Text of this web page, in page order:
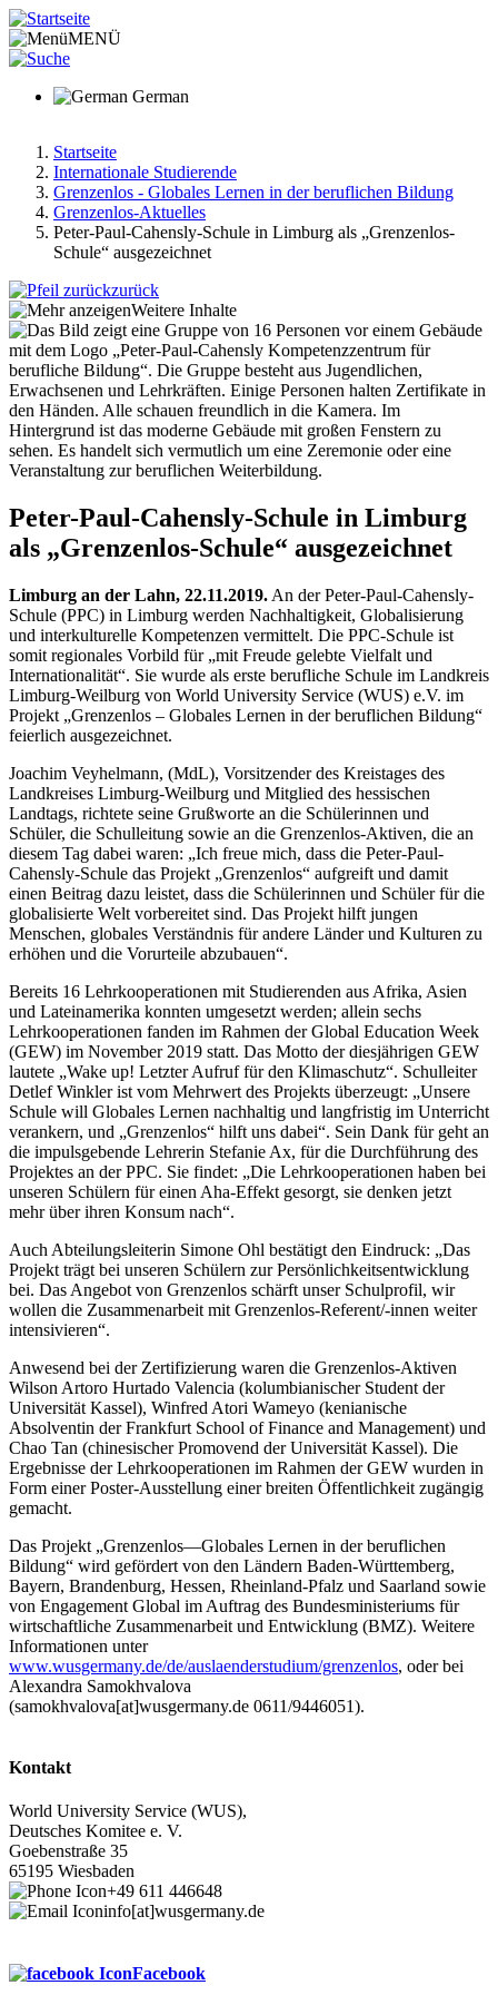
Direkt
zum
Inhalt
MENÜ
German
Pfadnavigation
Startseite
Internationale Studierende
Grenzenlos - Globales Lernen in der beruflichen Bildung
Grenzenlos-Aktuelles
Peter-Paul-Cahensly-Schule in Limburg als „Grenzenlos-
Schule“ ausgezeichnet
zurück
Weitere Inhalte
Peter-Paul-Cahensly-Schule in Limburg
als „Grenzenlos-Schule“ ausgezeichnet
Limburg an der Lahn, 22.11.2019. An der Peter-Paul-Cahensly-
Schule (PPC) in Limburg werden Nachhaltigkeit, Globalisierung
und interkulturelle Kompetenzen vermittelt. Die PPC-Schule ist
somit regionales Vorbild für „mit Freude gelebte Vielfalt und
Internationalität“. Sie wurde als erste berufliche Schule im Landkreis
Limburg-Weilburg von World University Service (WUS) e.V. im
Projekt „Grenzenlos – Globales Lernen in der beruflichen Bildung“
feierlich ausgezeichnet.
Joachim Veyhelmann, (MdL), Vorsitzender des Kreistages des
Landkreises Limburg-Weilburg und Mitglied des hessischen
Landtags, richtete seine Grußworte an die Schülerinnen und
Schüler, die Schulleitung sowie an die Grenzenlos-Aktiven, die an
diesem Tag dabei waren: „Ich freue mich, dass die Peter-Paul-
Cahensly-Schule das Projekt „Grenzenlos“ aufgreift und damit
einen Beitrag dazu leistet, dass die Schülerinnen und Schüler für die
globalisierte Welt vorbereitet sind. Das Projekt hilft jungen
Menschen, globales Verständnis für andere Länder und Kulturen zu
erhöhen und die Vorurteile abzubauen“.
Bereits 16 Lehrkooperationen mit Studierenden aus Afrika, Asien
und Lateinamerika konnten umgesetzt werden; allein sechs
Lehrkooperationen fanden im Rahmen der Global Education Week
(GEW) im November 2019 statt. Das Motto der diesjährigen GEW
lautete „Wake up! Letzter Aufruf für den Klimaschutz“. Schulleiter
Detlef Winkler ist vom Mehrwert des Projekts überzeugt: „Unsere
Schule will Globales Lernen nachhaltig und langfristig im Unterricht
verankern, und „Grenzenlos“ hilft uns dabei“. Sein Dank für geht an
die impulsgebende Lehrerin Stefanie Ax, für die Durchführung des
Projektes an der PPC. Sie findet: „Die Lehrkooperationen haben bei
unseren Schülern für einen Aha-Effekt gesorgt, sie denken jetzt
mehr über ihren Konsum nach“.
Auch Abteilungsleiterin Simone Ohl bestätigt den Eindruck: „Das
Projekt trägt bei unseren Schülern zur Persönlichkeitsentwicklung
bei. Das Angebot von Grenzenlos schärft unser Schulprofil, wir
wollen die Zusammenarbeit mit Grenzenlos-Referent/-innen weiter
intensivieren“.
Anwesend bei der Zertifizierung waren die Grenzenlos-Aktiven
Wilson Artoro Hurtado Valencia (kolumbianischer Student der
Universität Kassel), Winfred Atori Wameyo (kenianische
Absolventin der Frankfurt School of Finance and Management) und
Chao Tan (chinesischer Promovend der Universität Kassel). Die
Ergebnisse der Lehrkooperationen im Rahmen der GEW wurden in
Form einer Poster-Ausstellung einer breiten Öffentlichkeit zugängig
gemacht.
Das Projekt „Grenzenlos—Globales Lernen in der beruflichen
Bildung“ wird gefördert von den Ländern Baden-Württemberg,
Bayern, Brandenburg, Hessen, Rheinland-Pfalz und Saarland sowie
von Engagement Global im Auftrag des Bundesministeriums für
wirtschaftliche Zusammenarbeit und Entwicklung (BMZ). Weitere
Informationen unter
www.wusgermany.de/de/auslaenderstudium/grenzenlos, oder bei
Alexandra Samokhvalova
(samokhvalova[at]wusgermany.de 0611/9446051).
Kontakt
World University Service (WUS),
Deutsches Komitee e. V.
Goebenstraße 35
65195 Wiesbaden
+49 611 446648
info[at]wusgermany.de
Facebook